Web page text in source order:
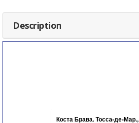
Description
Коста Брава. Тосса-де-Мар.,